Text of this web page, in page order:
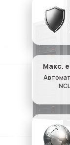
дзвінків
UniTalk
Макс.